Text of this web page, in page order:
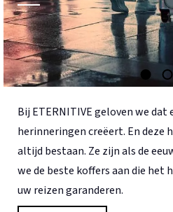
Bij ETERNITIVE geloven we
herinneringen creëert. En deze
altijd bestaan. Ze zijn als de
we de beste koffers aan die
uw reizen garanderen.